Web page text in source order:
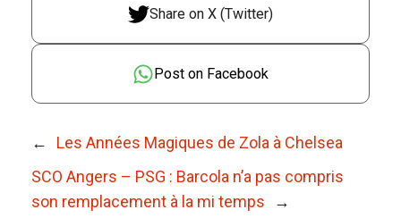
Share on X (Twitter)
Post on Facebook
←
Les Années Magiques de Zola à Chelsea
SCO Angers – PSG : Barcola n’a pas compris
son remplacement à la mi temps
→